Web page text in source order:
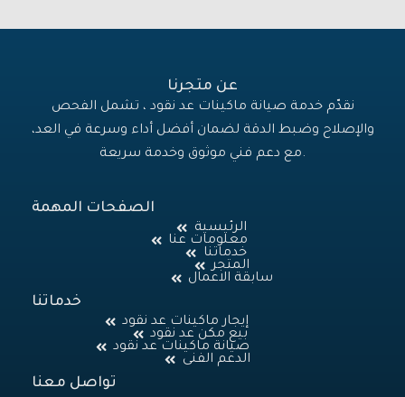
عن متجرنا
نقدّم خدمة صيانة ماكينات عد نقود ، تشمل الفحص
والإصلاح وضبط الدقة لضمان أفضل أداء وسرعة في العد،
مع دعم فني موثوق وخدمة سريعة.
الصفحات المهمة
الرئيسية
معلومات عنا
خدماتنا
المتجر
سابقة الاعمال
خدماتنا
إيجار ماكينات عد نقود
بيع مكن عد نقود
صيانة ماكينات عد نقود
الدعم الفنى
تواصل معنا